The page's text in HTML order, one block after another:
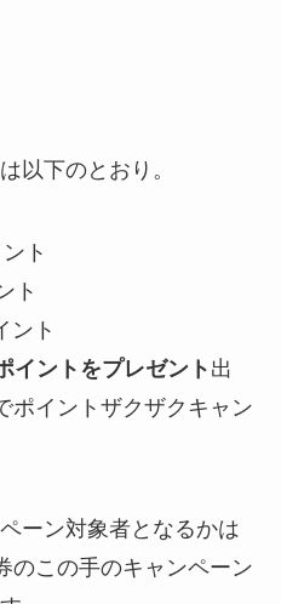
以下のとおり。
ト
ト
ント
イントをプレゼント 出
イントザクザクキャン
ーン対象者となるかは
のこの手のキャンペーン